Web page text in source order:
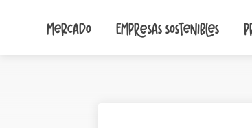
Mercado Empresas sostenibles